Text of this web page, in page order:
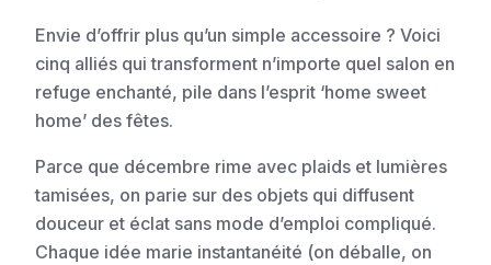
Envie d’offrir plus qu’un simple accessoire ? Voici
cinq alliés qui transforment n’importe quel salon en
refuge enchanté, pile dans l’esprit ‘home sweet
home’ des fêtes.
Parce que décembre rime avec plaids et lumières
tamisées, on parie sur des objets qui diffusent
douceur et éclat sans mode d’emploi compliqué.
Chaque idée marie instantanéité (on déballe, on